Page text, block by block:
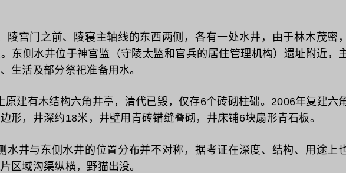
陵宫门之前、陵寝主轴线的东西两侧，各有一处水井，由于林木茂密
东侧水井位于神宫监‌（守陵太监和官兵的居住管理机构）遗址附近，
生活及部分祭祀准备用水。
原建有木结构六角井亭，清代已毁，仅存‌6个砖砌柱础‌。2006年复建六
形，井深约18米，井壁用青砖错缝叠砌，井床铺6块扇形青石板。
水井与东侧水井的位置分布并不对称，据考证在深度、结构、用途上
区域沟渠纵横，野猫出没。